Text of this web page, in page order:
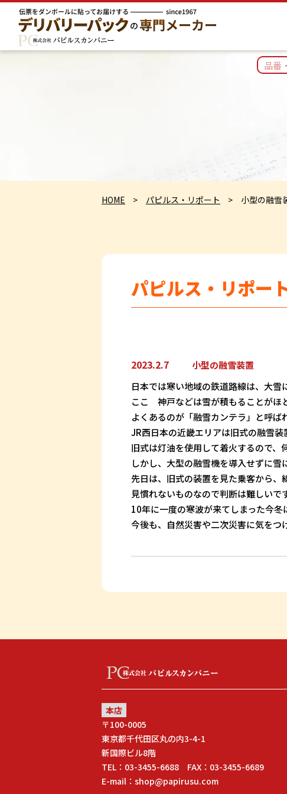
HOME パピルス・リポート 小型の融雪
パピルス・リポー
2023.2.7
小型の融雪装置
日本では寒い地域の鉄道路線は、大
ここ 神戸などは雪が積もることがほ
よくあるのが「融雪カンテラ」と呼ば
JR西日本の近畿エリアは旧式の融雪
旧式は灯油を使用して着火するので
しかし、大型の融雪機を導入せずに雪
先日は、旧式の装置を見た乗客から
見慣れないものなので判断は難しい
10年に一度の寒波が来てしまった今冬
今後も、自然災害や二次災害に気を
本店
〒100-0005
東京都千代田区丸の内3-4-1
新国際ビル8階
TEL：03-3455-6688 FAX：03-3455-6689
E-mail：shop@papirusu.com